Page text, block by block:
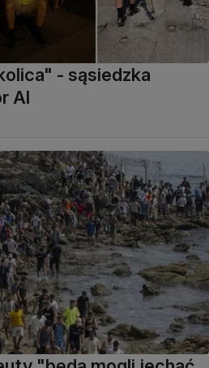
- sąsiedzka
AI